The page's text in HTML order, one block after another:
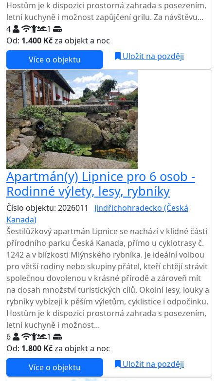
Hostům je k dispozici prostorná zahrada s posezením,
letní kuchyně i možnost zapůjčení grilu. Za návštěvu...
4
1
Od: 1.400 Kčza objekt a noc
Více o objektu Uložit na později
Apartmán(y) Lipnice pro 6 osob -
Rodinné výlety, lesy, rybníky
Číslo objektu: 2026011
Jindřichohradecko (Česká
Kanada)
Šestilůžkový apartmán Lipnice se nachází v klidné části
přírodního parku Česká Kanada, přímo u cyklotrasy č.
1242 a v blízkosti Mlýnského rybníka. Je ideální volbou
pro větší rodiny nebo skupiny přátel, kteří chtějí strávit
společnou dovolenou v krásné přírodě a zároveň mít
na dosah množství turistických cílů. Okolní lesy, louky a
rybníky vybízejí k pěším výletům, cyklistice i odpočinku.
Hostům je k dispozici prostorná zahrada s posezením,
letní kuchyně i možnost...
6
1
Od: 1.800 Kčza objekt a noc
Více o objektu Uložit na později